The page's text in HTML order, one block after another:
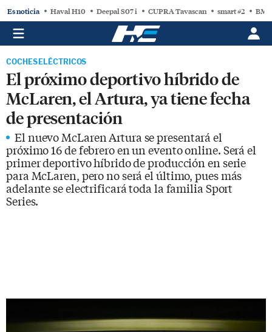
Es noticia Haval H10 Deepal S07 i CUPRA Tavascan smart #2
COCHES ELÉCTRICOS
El próximo deportivo híbrido de
McLaren, el Artura, ya tiene fecha
de presentación
El nuevo McLaren Artura se presentará el
próximo 16 de febrero en un evento online. Será el
primer deportivo híbrido de producción en serie
para McLaren, pero no será el último, pues más
adelante se electrificará toda la familia Sport
Series.